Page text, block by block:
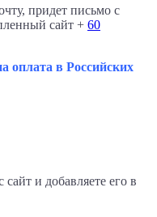
придет письмо с
сайт + 60
оплата в Российских
и добавляете его в